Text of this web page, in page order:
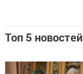
Топ 5 новостей